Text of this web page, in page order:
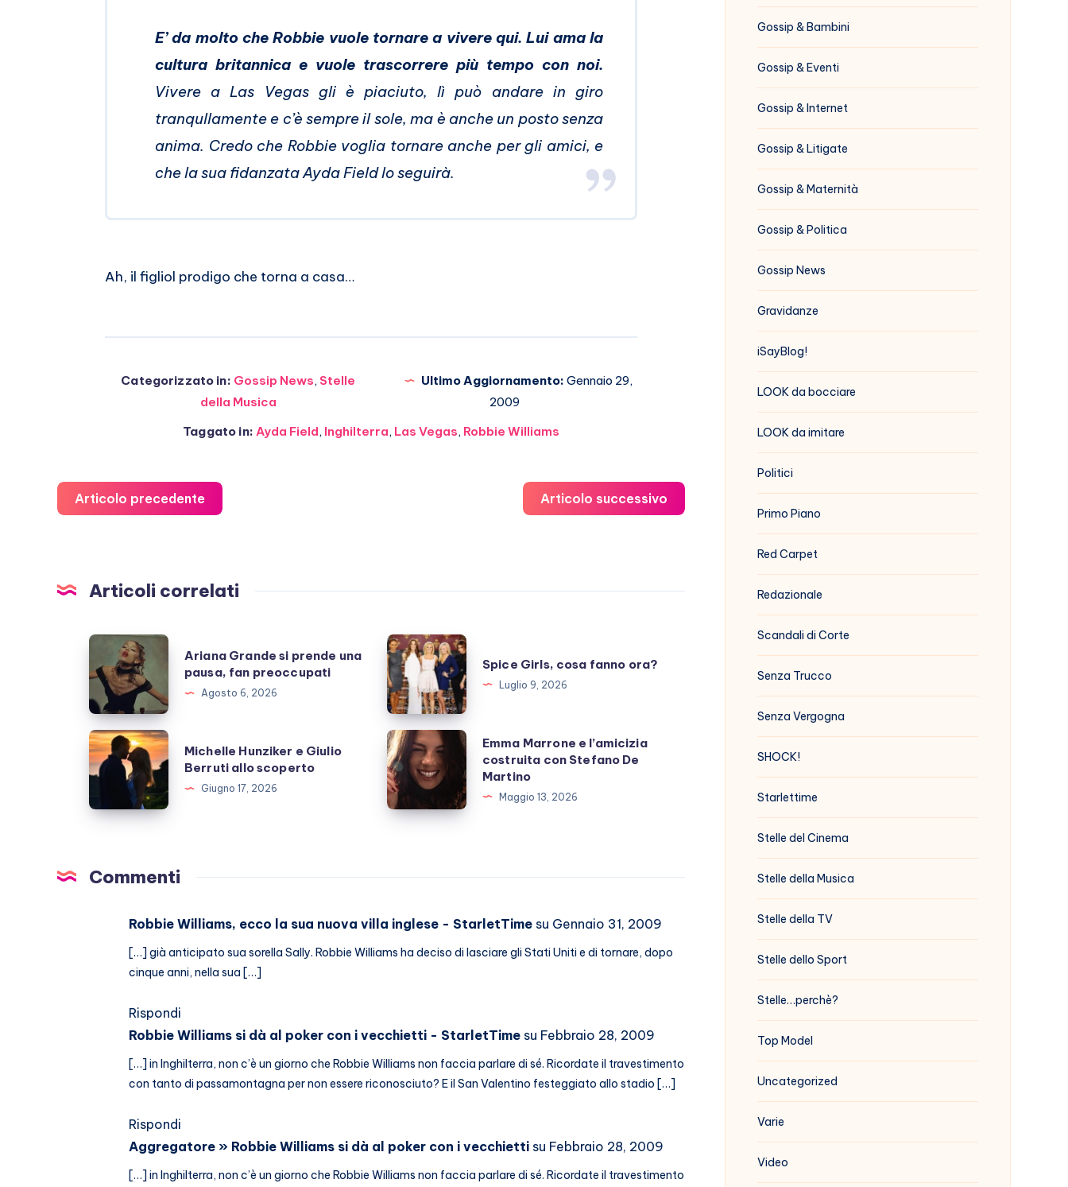
E’ da molto che Robbie vuole tornare a vivere qui. Lui ama la
cultura britannica e vuole trascorrere più tempo con noi.
Vivere a Las Vegas gli è piaciuto, lì può andare in giro
tranqullamente e c’è sempre il sole, ma è anche un posto senza
anima. Credo che Robbie voglia tornare anche per gli amici, e
che la sua fidanzata Ayda Field lo seguirà.
Ah, il figliol prodigo che torna a casa…
Categorizzato in: Gossip News, Stelle
della Musica
Ultimo Aggiornamento: Gennaio 29,
2009
Taggato in: Ayda Field, Inghilterra, Las Vegas, Robbie Williams
Articolo precedente Articolo successivo
Articoli correlati
Ariana
Grande
prende
una
pausa,
fan
preoccupati
Ariana Grande si prende una
pausa, fan preoccupati
Agosto 6, 2026
Spice
Girls,
cosa
fanno
ora?
Spice Girls, cosa fanno ora?
Luglio 9, 2026
Michelle
Hunziker
Giulio
scoperto
Michelle Hunziker e Giulio
Berruti allo scoperto
Giugno 17, 2026
Emma
Marrone
e
l’amicizia
Stefano
Martino
Emma Marrone e l’amicizia
costruita con Stefano De
Martino
Maggio 13, 2026
Commenti
Robbie Williams, ecco la sua nuova villa inglese - StarletTime su Gennaio 31, 2009
[…] già anticipato sua sorella Sally. Robbie Williams ha deciso di lasciare gli Stati Uniti e di tornare, dopo
cinque anni, nella sua […]
Rispondi
Robbie Williams si dà al poker con i vecchietti - StarletTime su Febbraio 28, 2009
[…] in Inghilterra, non c’è un giorno che Robbie Williams non faccia parlare di sé. Ricordate il travestimento
con tanto di passamontagna per non essere riconosciuto? E il San Valentino festeggiato allo stadio […]
Rispondi
Aggregatore » Robbie Williams si dà al poker con i vecchietti su Febbraio 28, 2009
[…] in Inghilterra, non c’è un giorno che Robbie Williams non faccia parlare di sé. Ricordate il travestimento
Gossip & Bambini
Gossip & Eventi
Gossip & Internet
Gossip & Litigate
Gossip & Maternità
Gossip & Politica
Gossip News
Gravidanze
iSayBlog!
LOOK da bocciare
LOOK da imitare
Politici
Primo Piano
Red Carpet
Redazionale
Scandali di Corte
Senza Trucco
Senza Vergogna
SHOCK!
Starlettime
Stelle del Cinema
Stelle della Musica
Stelle della TV
Stelle dello Sport
Stelle…perchè?
Top Model
Uncategorized
Varie
Video